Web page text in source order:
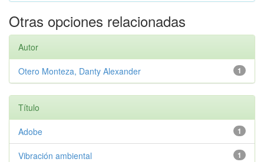
Otras opciones relacionadas
Autor
1
Otero Monteza, Danty Alexander
Título
1
Adobe
1
Vibración ambiental